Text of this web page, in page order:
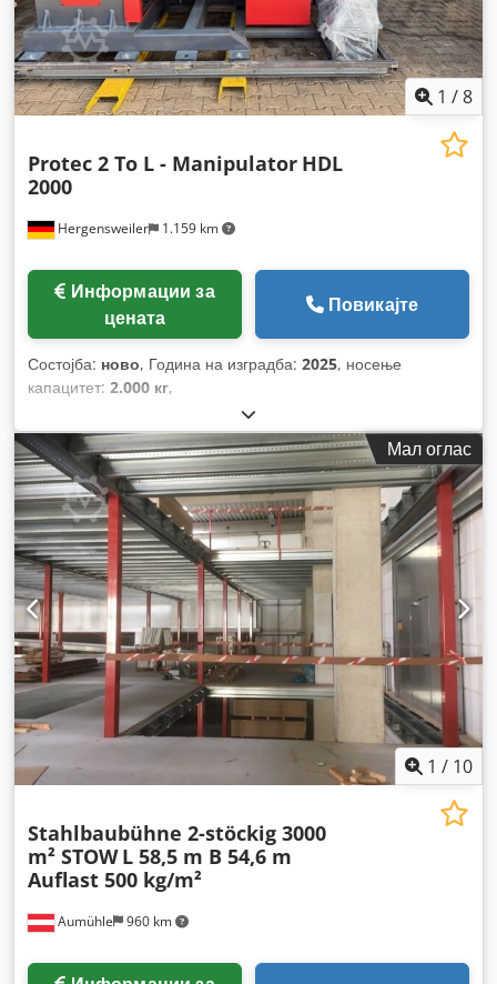
1 /8
Hergensweiler 1.159 km
Protec 2 To L - Manipulator HDL
2000
цената
Повикајте
Состојба: ново, Година на изградба: 2025, носење
капацитет: 2.000 кг,
Мал оглас
1 / 10
Aumühle 960 km
Stahlbaubühne 2-stöckig 3000
m² STOW L 58,5 m B 54,6 m
Auflast 500 kg/m²